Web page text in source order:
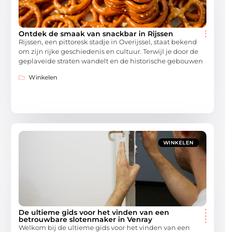
Ontdek de smaak van snackbar in Rijssen
Rijssen, een pittoresk stadje in Overijssel, staat bekend
om zijn rijke geschiedenis en cultuur. Terwijl je door de
geplaveide straten wandelt en de historische gebouwen
Winkelen
WINKELEN
De ultieme gids voor het vinden van een
betrouwbare slotenmaker in Venray
Welkom bij de ultieme gids voor het vinden van een